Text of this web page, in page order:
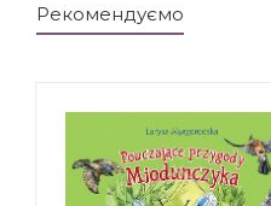
Рекомендуємо